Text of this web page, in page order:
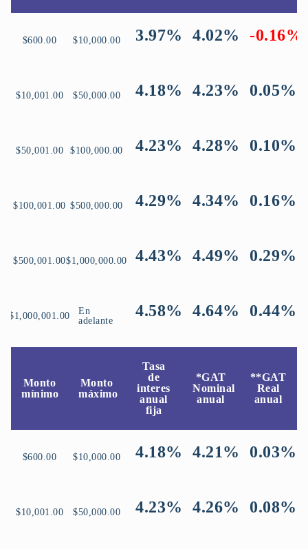
$600.00 $10,000.00 3.97% 4.02% -0.16%
$10,001.00 $50,000.00 4.18% 4.23% 0.05%
$50,001.00 $100,000.00 4.23% 4.28% 0.10%
$100,001.00 $500,000.00 4.29% 4.34% 0.16%
$500,001.00$1,000,000.00 4.43% 4.49% 0.29%
$1,000,001.00
En
adelante
4.58% 4.64% 0.44%
Monto
mínimo
Monto
máximo
Tasa
de
interes
anual
fija
*GAT
Nominal
anual
**GAT
Real
anual
$600.00 $10,000.00 4.18% 4.21% 0.03%
$10,001.00 $50,000.00 4.23% 4.26% 0.08%